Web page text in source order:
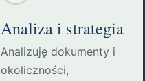
Analiza i strategia
Analizuję dokumenty i
okoliczności,